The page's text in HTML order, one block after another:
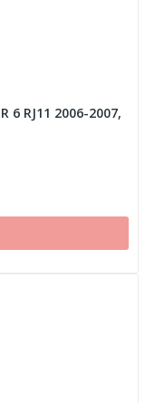
6 RJ11 2006-2007,